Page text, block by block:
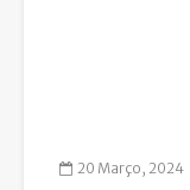
20 Março, 2024